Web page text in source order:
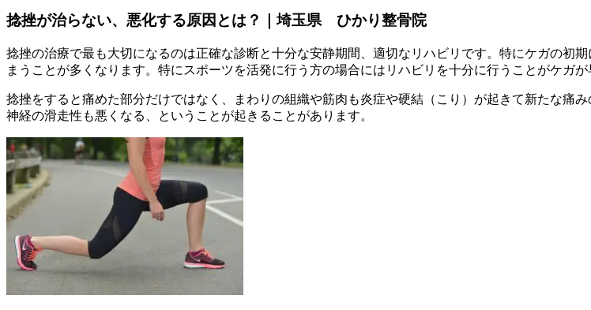
捻挫が治らない、悪化する原因とは？｜埼玉県 ひかり整骨院
捻挫の治療で最も大切になるのは正確な診断と十分な安静期間、適切なリハビリです。特にケガの初
まうことが多くなります。特にスポーツを活発に行う方の場合にはリハビリを十分に行うことがケガ
捻挫をすると痛めた部分だけではなく、まわりの組織や筋肉も炎症や硬結（こり）が起きて新たな痛
神経の滑走性も悪くなる、ということが起きることがあります。